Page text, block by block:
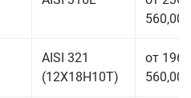
560,00
AISI 321
(12Х18Н10Т)
от 196
560,00